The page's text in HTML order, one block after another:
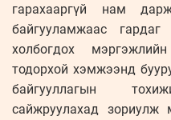
гарахааргүй нам
байгууламжаас
холбогдох
тодорхой хэмжээнд
байгууллагын
сайжруулахад